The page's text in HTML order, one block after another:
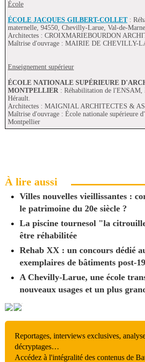
École
ÉCOLE JACQUES GILBERT-COLLET:
maternelle, 94550, Chevilly-Larue, Val-de-
Architectes : CROIXMARIEBOURDON
Maîtrise d'ouvrage : MAIRIE DE CHEVILLY-
Enseignement supérieur
ÉCOLE NATIONALE SUPÉRIEURE
MONTPELLIER : Réhabilitation de
Hérault.
Architectes : MAIGNIAL ARCHITECTES &
Maîtrise d'ouvrage : École nationale supérieure
Montpellier
À lire aussi
Villes nouvelles vieillissantes :
le patrimoine du 20e siècle ?
La piscine tournesol "la
être réhabilitée
Rehab XX : un concours dédié
exemplaires de bâtiments post-
A Chevilly-Larue, une école
nouveaux usages et un plus
Reportages, interviews exclusives,
décryptages…
Accédez à l'intégralité des contenus de